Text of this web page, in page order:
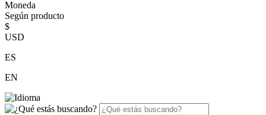
Moneda
Según producto
$
USD
ES
EN